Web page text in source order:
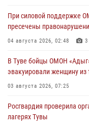
При силовой поддержке
пресечены
04 августа 2026, 02:48 3
В Туве бойцы ОМОН
эвакуировали женщину из
03 августа 2026, 07:25
Росгвардия проверила
лагерях Тувы